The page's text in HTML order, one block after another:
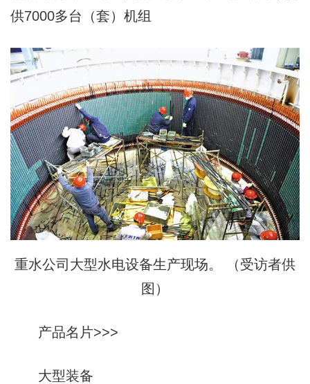
供7000多台（套）机组
重水公司大型水电设备生产现场。 （受访者供
图）
产品名片>>>
大型装备